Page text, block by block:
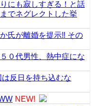
にも寂しすぎる！と話
でネグレクトした挙
氏が離婚を提示‼ その
０代男性、熱中症にな
反日を持ち込むな
NEW!